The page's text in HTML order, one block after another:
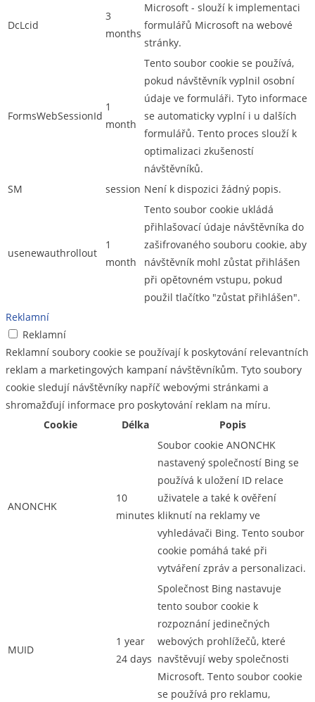
DcLcid
3
months
Microsoft - slouží k implementaci
formulářů Microsoft na webové
stránky.
FormsWebSessionId
1
month
Tento soubor cookie se používá,
pokud návštěvník vyplnil osobní
údaje ve formuláři. Tyto informace
se automaticky vyplní i u dalších
formulářů. Tento proces slouží k
optimalizaci zkušeností
návštěvníků.
SM
session Není k dispozici žádný popis.
usenewauthrollout
1
month
Tento soubor cookie ukládá
přihlašovací údaje návštěvníka do
zašifrovaného souboru cookie, aby
návštěvník mohl zůstat přihlášen
při opětovném vstupu, pokud
použil tlačítko "zůstat přihlášen".
Reklamní
Reklamní
Reklamní soubory cookie se používají k poskytování relevantních
reklam a marketingových kampaní návštěvníkům. Tyto soubory
cookie sledují návštěvníky napříč webovými stránkami a
shromažďují informace pro poskytování reklam na míru.
Cookie
Délka Popis
ANONCHK
10
minutes
Soubor cookie ANONCHK
nastavený společností Bing se
používá k uložení ID relace
uživatele a také k ověření
kliknutí na reklamy ve
vyhledávači Bing. Tento soubor
cookie pomáhá také při
vytváření zpráv a personalizaci.
MUID
1 year
24 days
Společnost Bing nastavuje
tento soubor cookie k
rozpoznání jedinečných
webových prohlížečů, které
navštěvují weby společnosti
Microsoft. Tento soubor cookie
se používá pro reklamu,